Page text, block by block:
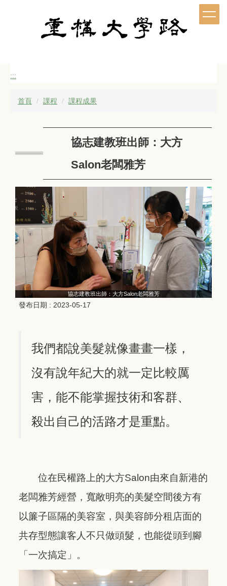
:::
首頁 課程 課程成果
協志建教班出師：大方
Salon老闆雅芳
協志建教班出師：大方Salon老闆雅芳
發布日期 : 2023-05-17
我們都說美髮就像畫畫一樣，
沒有說年紀大的就一定比較厲
害，能不能掌握技術和客群、
殺出自己的活路才是重點。
位在民權路上的大方Salon由來自新港的
老闆雅芳經營，寬敞明亮的美髮空間後方有
以簾子區隔的美容室，與美容師分租店面的
共存型態讓客人不只做頭髮，也能從頭到腳
「一次搞定」。